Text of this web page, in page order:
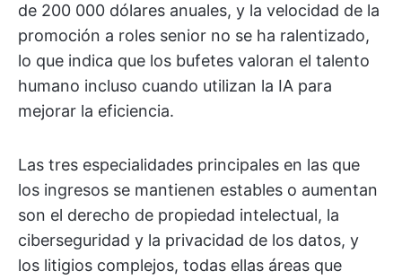
de 200 000 dólares anuales, y la velocidad de la
promoción a roles senior no se ha ralentizado,
lo que indica que los bufetes valoran el talento
humano incluso cuando utilizan la IA para
mejorar la eficiencia.
Las tres especialidades principales en las que
los ingresos se mantienen estables o aumentan
son el derecho de propiedad intelectual, la
ciberseguridad y la privacidad de los datos, y
los litigios complejos, todas ellas áreas que